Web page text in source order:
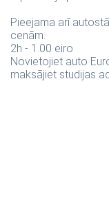
Pieejama arī
cenām.
2h - 1.00 eiro
Novietojiet auto
maksājiet studijas